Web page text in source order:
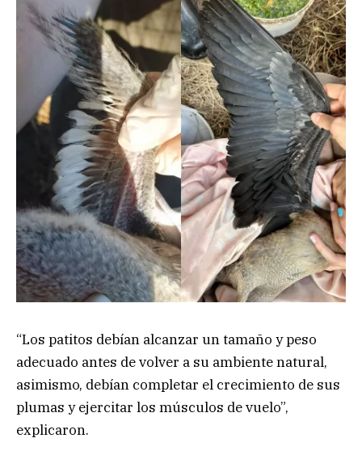
“Los patitos debían alcanzar un tamaño y peso
adecuado antes de volver a su ambiente natural,
asimismo, debían completar el crecimiento de sus
plumas y ejercitar los músculos de vuelo”,
explicaron.